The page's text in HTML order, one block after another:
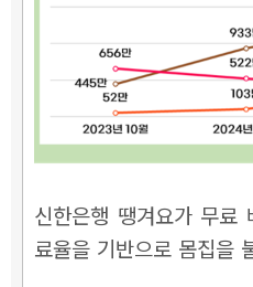
신한은행 땡겨요가 무료
료율을 기반으로 몸집을